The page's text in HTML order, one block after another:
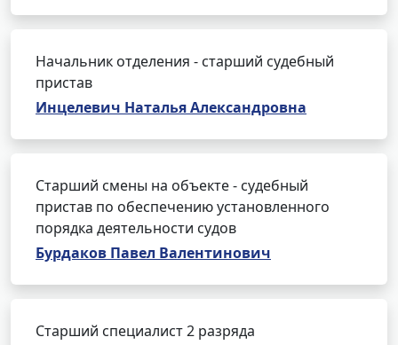
Начальник отделения - старший судебный
пристав
Инцелевич Наталья Александровна
Старший смены на объекте - судебный
пристав по обеспечению установленного
порядка деятельности судов
Бурдаков Павел Валентинович
Старший специалист 2 разряда